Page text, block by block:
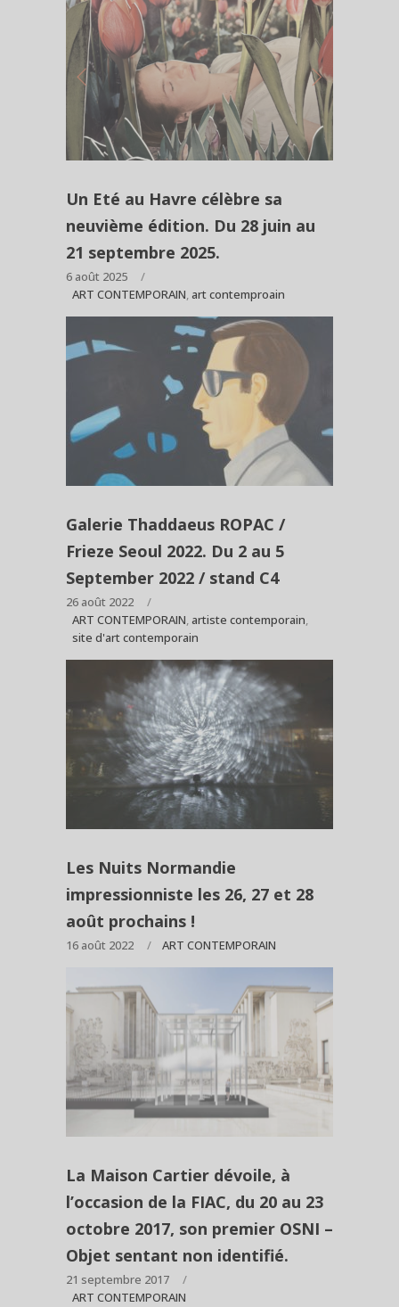
Un Eté au Havre célèbre sa
neuvième édition. Du 28 juin au
21 septembre 2025.
6 août 2025
ART CONTEMPORAIN, art contemproain
Galerie Thaddaeus ROPAC /
Frieze Seoul 2022. Du 2 au 5
September 2022 / stand C4
26 août 2022
ART CONTEMPORAIN, artiste contemporain,
site d'art contemporain
Les Nuits Normandie
impressionniste les 26, 27 et 28
août prochains !
16 août 2022 ART CONTEMPORAIN
La Maison Cartier dévoile, à
l’occasion de la FIAC, du 20 au 23
octobre 2017, son premier OSNI –
Objet sentant non identifié.
21 septembre 2017
ART CONTEMPORAIN